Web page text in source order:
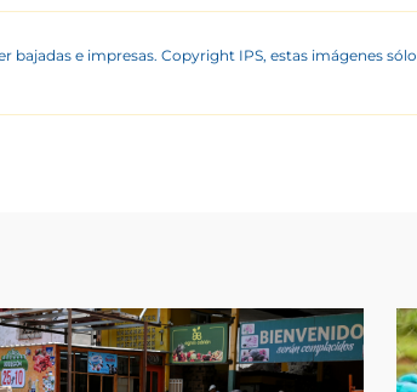
bajadas e impresas. Copyright IPS, estas imágenes sólo